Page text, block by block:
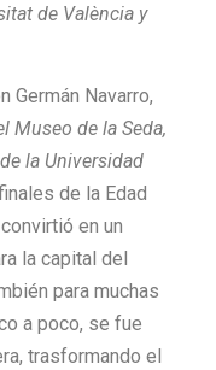
de València y
Germán Navarro,
Museo de la Seda,
la Universidad
de la Edad
en un
la capital del
para muchas
a poco, se fue
trasformando el